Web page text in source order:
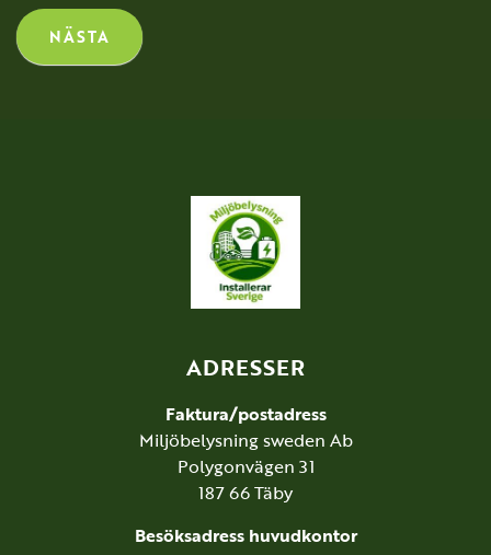
NÄSTA
ADRESSER
Faktura/postadress
Miljöbelysning sweden Ab
Polygonvägen 31
187 66 Täby
Besöksadress huvudkontor